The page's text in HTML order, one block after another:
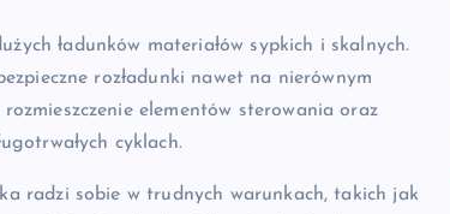
ładunków materiałów sypkich i skalnych.
rozładunki nawet na nierównym
elementów sterowania oraz
cyklach.
radzi sobie w trudnych warunkach, takich jak